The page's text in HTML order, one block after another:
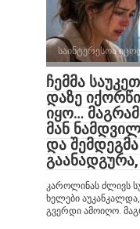
საინტერესოა
ჩემმა
დაზე
იყო…
მან
და
კაროლინას ძლივს
ხელები
გვერდი ამოიღო.